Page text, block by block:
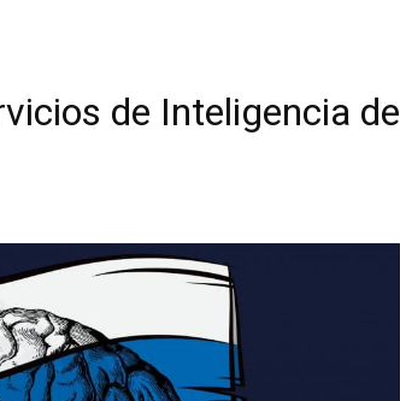
de Inteligencia de